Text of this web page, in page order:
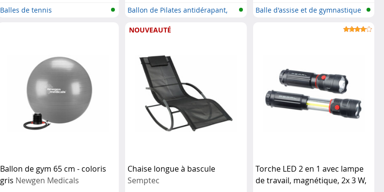
Balles de tennis
Ballon de Pilates antidérapant,
Balle d'assise et de gymnastique
Ballon de gym 65 cm - coloris
gris Newgen Medicals
NOUVEAUTÉ
Chaise longue à bascule
Semptec
Torche LED 2 en 1 avec lampe
de travail, magnétique, 2x 3 W,